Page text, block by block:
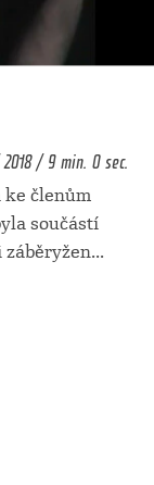
/ 9 min. 0 sec.
členům
součástí
záběryžen...